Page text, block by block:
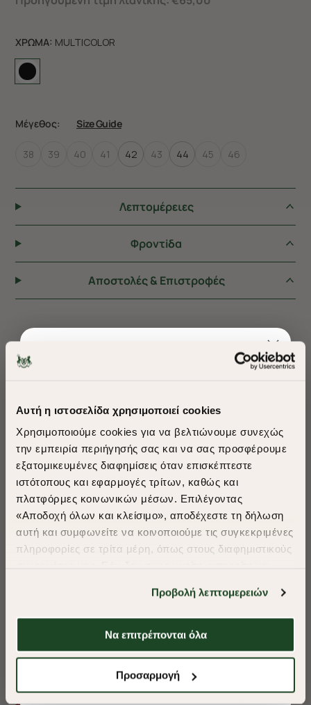
Αυτή η ιστοσελίδα χρησιμοποιεί cookies
Χρησιμοποιούμε cookies για να βελτιώνουμε συνεχώς
την εμπειρία περιήγησής σας και να σας προσφέρουμε
εξατομικευμένες διαφημίσεις όταν επισκέπτεστε
ιστότοπους και εφαρμογές τρίτων, καθώς και
πλατφόρμες κοινωνικών μέσων. Επιλέγοντας
«Αποδοχή όλων και κλείσιμο», αποδέχεστε τη δήλωση
αυτή και συμφωνείτε να κοινοποιούμε τις συγκεκριμένες
πληροφορίες σε τρίτα μέρη, όπως στους διαφημιστικούς
απαιτούμενα cookies» και θα περιοριστούμε
στα cookies και τις τεχνολογίες που είναι απολύτως
απαραίτητα για την ασφαλή απόδοση και
λειτουργικότητα της ιστοσελίδας μας. Ωστόσο, λάβετε
θα μπορούμε να συλλέξουμε πληροφορίες που θα
Προβολή λεπτομερειών
Να επιτρέπονται όλα
Προσαρμογή
ΧΡΩΜΑ: MULTICOLOR
Μέγεθος: Size Guide
38 39 40 41 42 43 44 45 46
Λεπτομέρειες
Φροντiδα
Αποστολές & Επιστροφές
ΠΡΟΤΕΙΝΟΥΜΕ ΓΙΑ ΕΣΑΣ
ΠΟΥΚΑΜΙΣΟ OXFORD REGULAR FIT
​
A Season of Style
SUMMER SALE
Shop Now